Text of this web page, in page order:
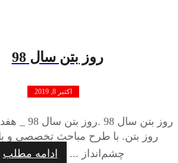
روز بتن سال 98
اکتبر 8, 2019
روز بتن سال
روز بتن. با طرح مباحث تخصصی و
چشم‌انداز ...
ادامه مطلب